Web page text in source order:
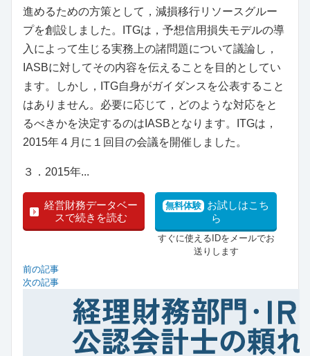
進めるための方策として，減損移行リソースグルー
プを創設しました。ITGは，予想信用損失モデルの導
入によって生じる実務上の諸問題について議論し，
IASBに対してその内容を伝えることを目的としてい
ます。しかし，ITG自身がガイダンスを公表すること
はありません。必要に応じて，どのような対応をと
るべきかを決定するのはIASBとなります。ITGは，
2015年４月に１回目の会議を開催しました。
３．2015年...
経営財務データベー
スで続きを読む
無料体験 お試しはこち
ら
すぐに使えるIDをメールでお
送りします
前の記事
次の記事